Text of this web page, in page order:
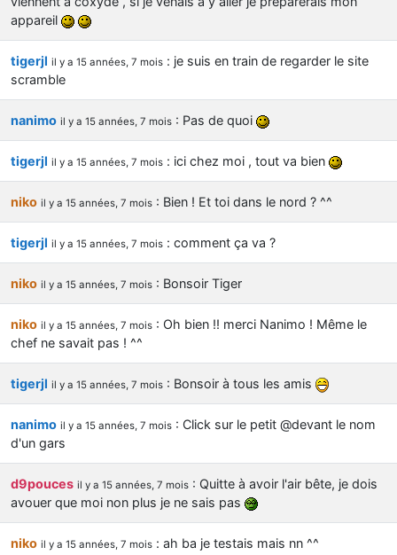
moi et quelques avions n'ont pas les mêmes noms qu'aujourd'hui
ouakamois: Bonjourà toutes et à tous.en espérantque ces
quelques images du Pays Basque vous auront plu ; Agur…
d9pouces
d9pouces : Malheureusement non un peu trop loin pour moi !
fox_50: Bonjour, certains parmis vous étaient-ils présent au
meeting de Lann Bihoué de 2026 ?
au site!
2026 !
little boy
: je vous souhaite un bon réveillon pour cette nouvelle
année!
jericho : Merci D9pouces, à mon tour de souhaiter un Joyeux Noël
et de bonnes fêtes de fin d'année.
d9pouces: Joyeux Noël à tous !
d9pouces : mais tu peux tenter l'un des rares lycées militaires
comme le Prytanée dans la Sarthe, ça ne peut pas faire de mal !
d9pouces
: C'est plutôt après le lycée, voire après une prépa
scientifique, tu as donc encore un peu de temps devant toi
yaellerigolow: bonjour a tous je suis un élève de première
passionnée par l'aviation militaire , pourrais je savoir que faire après
le lycée pour s'orienter et pouvoir devenir officier de l'armée de l'air?
d9pouces: lesquels, par exemple ?
appareil
tigerjl il y a 15 années, 7 mois : je suis en train de regarder le site
scramble
nanimo il y a 15 années, 7 mois : Pas de quoi
tigerjl il y a 15 années, 7 mois : ici chez moi , tout va bien
niko il y a 15 années, 7 mois : Bien ! Et toi dans le nord ? ^^
tigerjl il y a 15 années, 7 mois : comment ça va ?
niko il y a 15 années, 7 mois : Bonsoir Tiger
niko il y a 15 années, 7 mois : Oh bien !! merci Nanimo ! Même le
chef ne savait pas ! ^^
tigerjl il y a 15 années, 7 mois : Bonsoir à tous les amis
nanimo il y a 15 années, 7 mois : Click sur le petit @devant le nom
d'un gars
d9pouces il y a 15 années, 7 mois : Quitte à avoir l'air bête, je dois
avouer que moi non plus je ne sais pas
niko il y a 15 années, 7 mois : ah ba je testais mais nn ^^